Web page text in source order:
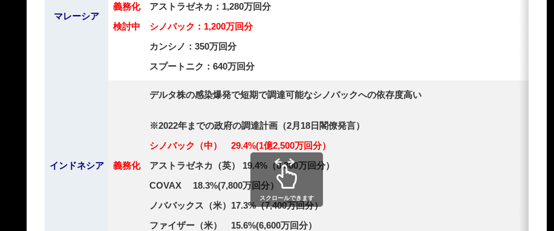
マレーシア
義務化
検討中
アストラゼネカ：1,280万回分
シノバック：1,200万回分
カンシノ：350万回分
スプートニク：640万回分
インドネシア 義務化
デルタ株の感染爆発で短期で調達可能なシノバックへの依存度高い
※2022年までの政府の調達計画（2月18日閣僚発言）
シノバック（中） 29.4%(1億2,500万回分）
アストラゼネカ（英） 19.4%（8,300万回分）
COVAX 18.3%(7,800万回分）
ノババックス（米）17.3%（7,400万回分）
ファイザー（米） 15.6%(6,600万回分）
スクロールできます